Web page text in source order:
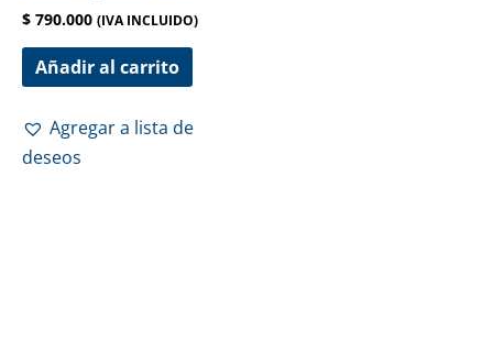
$ 790.000 (IVA INCLUIDO)
Añadir al carrito
Agregar a lista de
deseos